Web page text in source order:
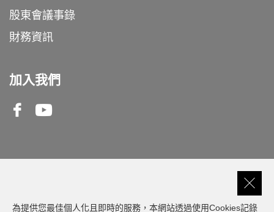
股東會議事錄
財務資訊
加入我們
客服專線0809-000-550
為提供您最佳個人化且即時的服務，本網站透過使用Cookies記錄